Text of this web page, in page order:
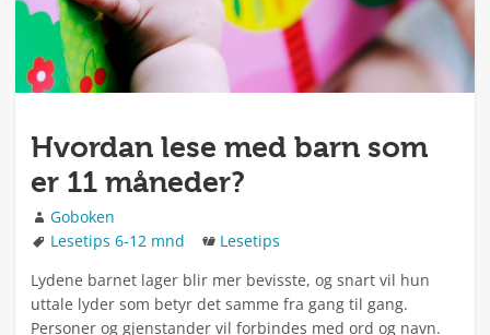
Hvordan lese med barn som
er 11 måneder?
Forfatter
Goboken
Stikkord
Lesetips 6-12 mnd Kategorier
Lesetips
Lydene barnet lager blir mer bevisste, og snart vil hun
uttale lyder som betyr det samme fra gang til gang.
Personer og gjenstander vil forbindes med ord og navn.